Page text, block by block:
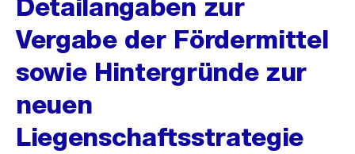
Detailangaben zur
Vergabe der Fördermittel
sowie Hintergründe zur
neuen
Liegenschaftsstrategie